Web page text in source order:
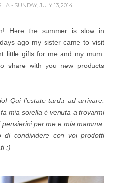
- SUNDAY, JULY 13, 2014
Here the summer is slow in
ago my sister came to visit
little gifts for me and my mum.
share with you new products
Qui l'estate tarda ad arrivare.
mia sorella è venuta a trovarmi
per me e mia mamma.
di condividere con voi prodotti
:)